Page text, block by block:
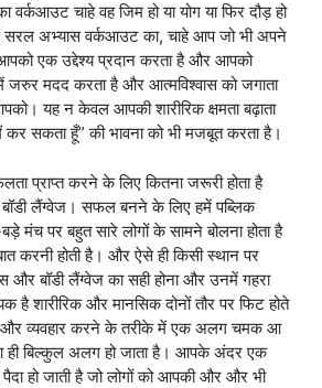
वर्कआउट चाहे वह जिम हो या योग या फिर दौड़ हो
सरल अभ्यास वर्कआउट का, चाहे आप जो भी अपने
एक उद्देश्य प्रदान करता है और आपको
मदद करता है और आत्मविश्वास को जगाता
यह न केवल आपकी शारीरिक क्षमता बढ़ाता
सकता हूँ” की भावना को भी मजबूत करता है।
प्राप्त करने के लिए कितना जरूरी होता है
लैंग्वेज। सफल बनने के लिए हमें पब्लिक
मंच पर बहुत सारे लोगों के सामने बोलना होता है
करनी होती है। और ऐसे ही किसी स्थान पर
और बॉडी लैंग्वेज का सही होना और उनमें गहरा
है शारीरिक और मानसिक दोनों तौर पर फिट होते
व्यवहार करने के तरीके में एक अलग चमक आ
ही बिल्कुल अलग हो जाता है। आपके अंदर एक
हो जाती है जो लोगों को आपकी और और भी